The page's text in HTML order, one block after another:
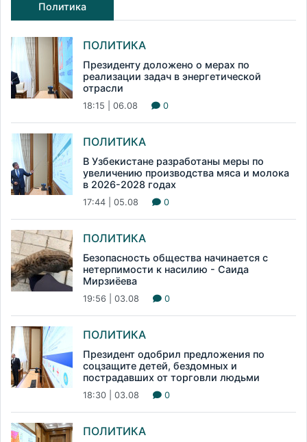
Политика
ПОЛИТИКА
Президенту доложено о мерах по
реализации задач в энергетической
отрасли
18:15 | 06.08 0
ПОЛИТИКА
В Узбекистане разработаны меры по
увеличению производства мяса и молока
в 2026-2028 годах
17:44 | 05.08 0
ПОЛИТИКА
Безопасность общества начинается с
нетерпимости к насилию - Саида
Мирзиёева
19:56 | 03.08 0
ПОЛИТИКА
Президент одобрил предложения по
соцзащите детей, бездомных и
пострадавших от торговли людьми
18:30 | 03.08 0
ПОЛИТИКА